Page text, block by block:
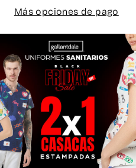
Más opciones de pago